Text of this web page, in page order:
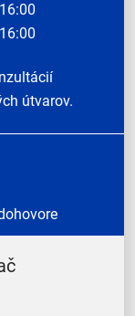
útvarov.